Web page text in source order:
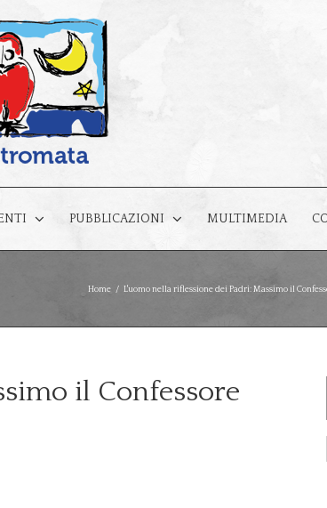
PUBBLICAZIONI MULTIMEDIA
Home / L'uomo nella riflessione dei Padri: Massimo il
il Confessore